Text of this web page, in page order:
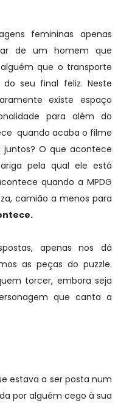
femininas apenas
de um homem que
que o transporte
seu final feliz. Neste
existe espaço
para além do
quando acaba o filme
O que acontece
pela qual ele está
quando a MPDG
camião a menos para
apenas nos dá
as peças do puzzle.
torcer, embora seja
que canta a
estava a ser posta num
por alguém cego à sua